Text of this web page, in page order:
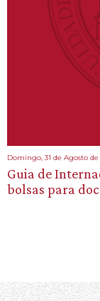
Domingo, 31 de Agosto de
Guia de
bolsas para